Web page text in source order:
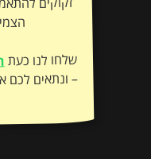
שלחו לנו כעת